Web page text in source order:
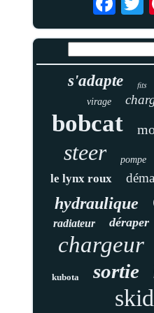
s'adapte fits
virage
bobcat
steer pompe
le lynx roux
hydraulique
radiateur déraper
chargeur
kubota sortie
skid